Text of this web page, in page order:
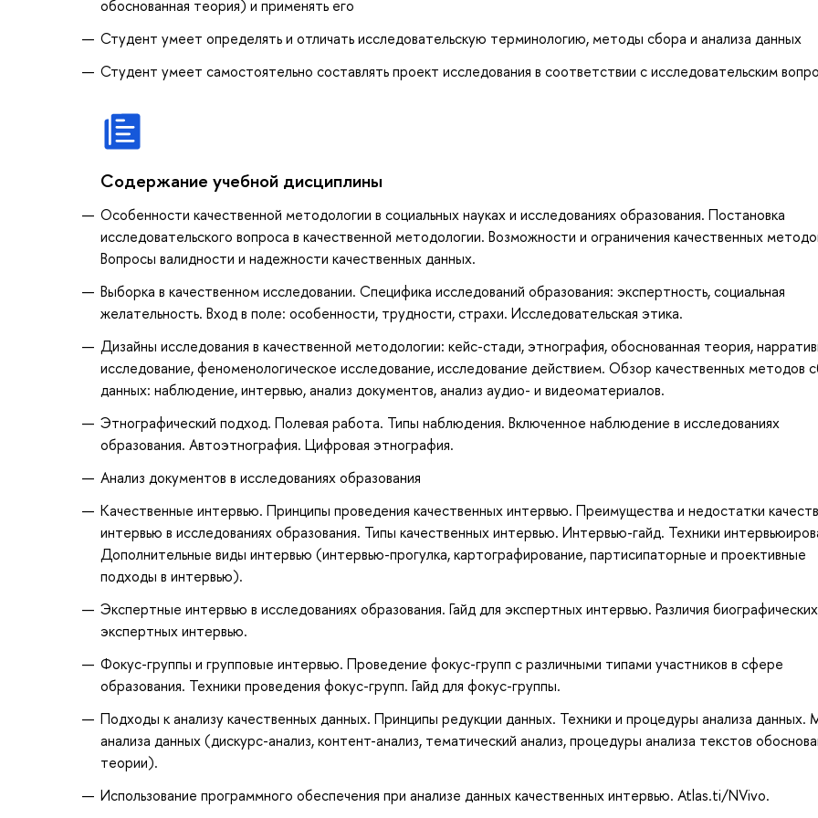
обоснованная теория) и применять его
Студент умеет определять и отличать исследовательскую терминологию, методы сбора и анализа данных
Студент умеет самостоятельно составлять проект исследования в соответствии с исследовательским
Содержание учебной дисциплины
Особенности качественной методологии в социальных науках и исследованиях образования. Постановка
исследовательского вопроса в качественной методологии. Возможности и ограничения качественных
Вопросы валидности и надежности качественных данных.
Выборка в качественном исследовании. Специфика исследований образования: экспертность, социальная
желательность. Вход в поле: особенности, трудности, страхи. Исследовательская этика.
Дизайны исследования в качественной методологии: кейс-стади, этнография, обоснованная теория,
исследование, феноменологическое исследование, исследование действием. Обзор качественных методов
данных: наблюдение, интервью, анализ документов, анализ аудио- и видеоматериалов.
Этнографический подход. Полевая работа. Типы наблюдения. Включенное наблюдение в исследованиях
образования. Автоэтнография. Цифровая этнография.
Анализ документов в исследованиях образования
Качественные интервью. Принципы проведения качественных интервью. Преимущества и недостатки
интервью в исследованиях образования. Типы качественных интервью. Интервью-гайд. Техники
Дополнительные виды интервью (интервью-прогулка, картографирование, партисипаторные и проективные
подходы в интервью).
Экспертные интервью в исследованиях образования. Гайд для экспертных интервью. Различия
экспертных интервью.
Фокус-группы и групповые интервью. Проведение фокус-групп с различными типами участников в сфере
образования. Техники проведения фокус-групп. Гайд для фокус-группы.
Подходы к анализу качественных данных. Принципы редукции данных. Техники и процедуры анализа данных.
анализа данных (дискурс-анализ, контент-анализ, тематический анализ, процедуры анализа текстов
теории).
Использование программного обеспечения при анализе данных качественных интервью. Atlas.ti/NVivo.